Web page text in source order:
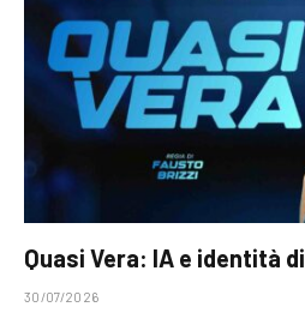
Quasi Vera: IA e identità
30/07/2026